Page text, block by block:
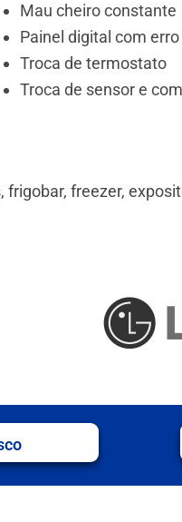
Mau cheiro constante
Painel digital com erro
Troca de termostato
Troca de sensor e
freezer,